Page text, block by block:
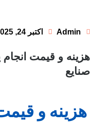
Admin اکتبر 24, 2025
و قیمت انجام
هزینه و قیمت